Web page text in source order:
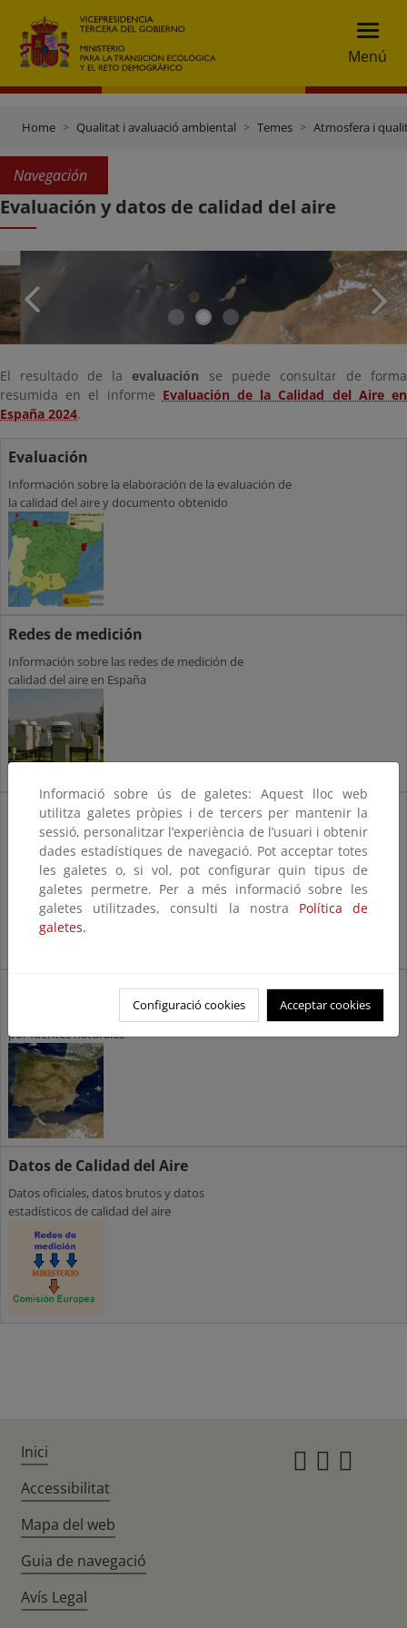
Menú
Home Qualitat i avaluació ambiental Temes Atmosfera i
Navegación
Evaluación y datos de calidad del aire
El resultado de laevaluación se puede consultar de forma
resumida en el informe Evaluación de la Calidad del Aire en
España 2024.
Evaluación
Información sobre la elaboración de la evaluación de
la calidad del aire y documento obtenido
Redes de medición
Información sobre las redes de medición de
calidad del aire en España
Modelización
Informes sobre el uso de modelos para la evaluación
de la calidad del aire
Fuentes naturales
Información sobre la contaminación
por fuentes naturales
Datos de Calidad del Aire
Datos oficiales, datos brutos y datos
estadísticos de calidad del aire
Informació sobre ús de galetes: Aquest lloc web
utilitza galetes pròpies i de tercers per mantenir la
sessió, personalitzar l’experiència de l’usuari i obtenir
dades estadístiques de navegació. Pot acceptar totes
les galetes o, si vol, pot configurar quin tipus de
galetes permetre. Per a més informació sobre les
galetes utilitzades, consulti la nostra Política de
galetes.
Configuració cookies Acceptar cookies
Inici
Accessibilitat
Mapa del web
Guia de navegació
Avís Legal